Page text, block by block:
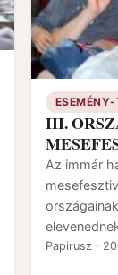
ESEMÉNY-
III.
Az immár
Papirusz ·